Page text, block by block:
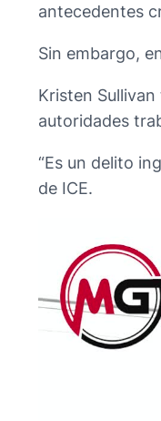
antecedentes
Sin embargo,
Kristen
autoridades
“Es un delito
de ICE.